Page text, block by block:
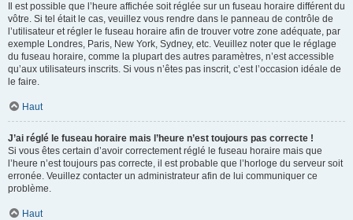
Il est possible que l’heure affichée soit réglée sur un fuseau horaire différent du
vôtre. Si tel était le cas, veuillez vous rendre dans le panneau de contrôle de
l’utilisateur et régler le fuseau horaire afin de trouver votre zone adéquate, par
exemple Londres, Paris, New York, Sydney, etc. Veuillez noter que le réglage
du fuseau horaire, comme la plupart des autres paramètres, n’est accessible
qu’aux utilisateurs inscrits. Si vous n’êtes pas inscrit, c’est l’occasion idéale de
le faire.
Haut
J’ai réglé le fuseau horaire mais l’heure n’est toujours pas correcte !
Si vous êtes certain d’avoir correctement réglé le fuseau horaire mais que
l’heure n’est toujours pas correcte, il est probable que l’horloge du serveur soit
erronée. Veuillez contacter un administrateur afin de lui communiquer ce
problème.
Haut